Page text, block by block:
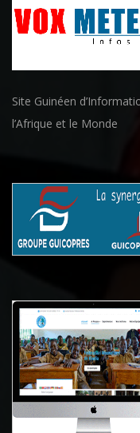
Site Guinéen
l’Afrique et le Monde